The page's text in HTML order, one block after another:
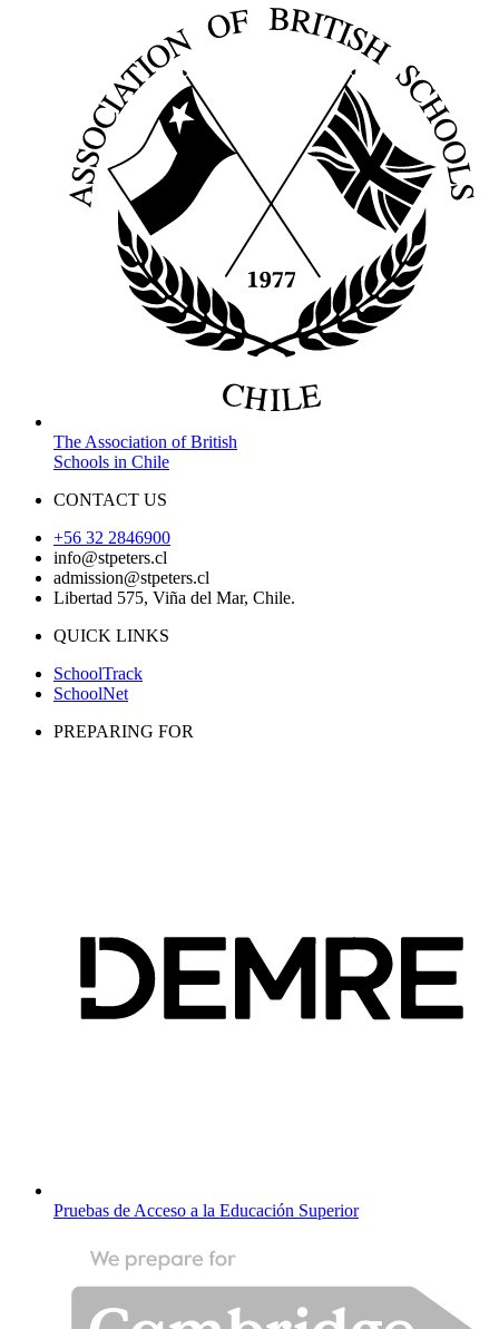
The Association of British
Schools in Chile
CONTACT US
+56 32 2846900
info@stpeters.cl
admission@stpeters.cl
Libertad 575, Viña del Mar, Chile.
QUICK LINKS
SchoolTrack
SchoolNet
PREPARING FOR
Pruebas de Acceso a la Educación Superior